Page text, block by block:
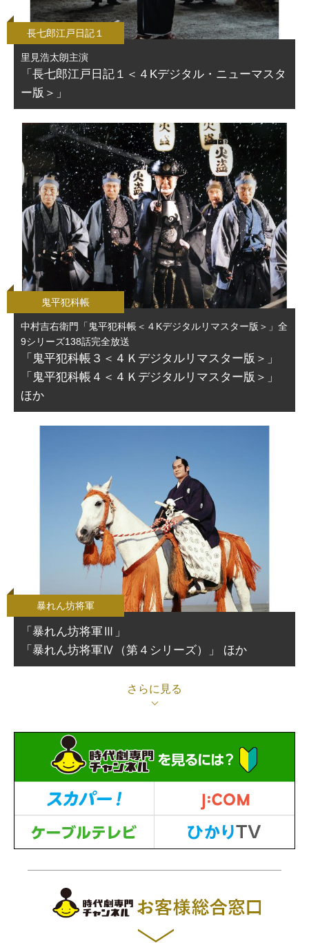
長七郎江戸日記１
里見浩太朗主演
「長七郎江戸日記１＜４Kデジタル・ニューマスタ
ー版＞」
鬼平犯科帳
中村吉右衛門「鬼平犯科帳＜４Kデジタルリマスター版＞」全
9シリーズ138話完全放送
「鬼平犯科帳３＜４Ｋデジタルリマスター版＞」
「鬼平犯科帳４＜４Ｋデジタルリマスター版＞」
ほか
暴れん坊将軍
「暴れん坊将軍Ⅲ」
「暴れん坊将軍Ⅳ（第４シリーズ）」 ほか
さらに見る